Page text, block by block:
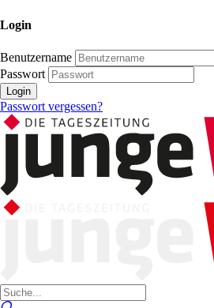
Login
Benutzername
Passwort
Login
Passwort vergessen?